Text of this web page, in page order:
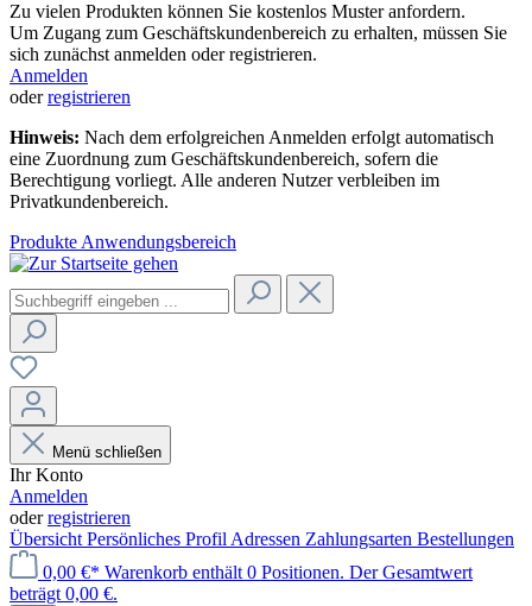
Zu vielen Produkten können Sie kostenlos Muster anfordern.
Um Zugang zum Geschäftskundenbereich zu erhalten, müssen Sie
sich zunächst anmelden oder registrieren.
Anmelden
oderregistrieren
Hinweis: Nach dem erfolgreichen Anmelden erfolgt automatisch
eine Zuordnung zum Geschäftskundenbereich, sofern die
Berechtigung vorliegt. Alle anderen Nutzer verbleiben im
Privatkundenbereich.
Produkte Anwendungsbereich
Menü schließen
Ihr Konto
Anmelden
oderregistrieren
Übersicht Persönliches Profil Adressen Zahlungsarten Bestellungen
0,00 €* Warenkorb enthält 0 Positionen. Der Gesamtwert
beträgt 0,00 €.